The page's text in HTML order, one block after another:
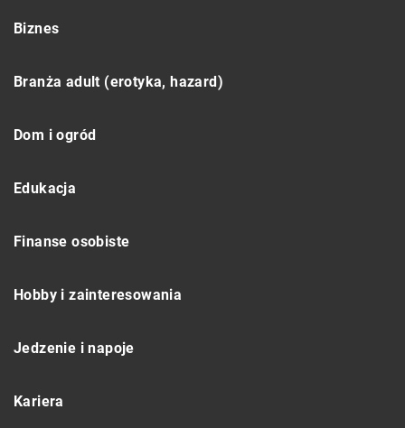
Biznes
Branża adult (erotyka, hazard)
Dom i ogród
Edukacja
Finanse osobiste
Hobby i zainteresowania
Jedzenie i napoje
Kariera